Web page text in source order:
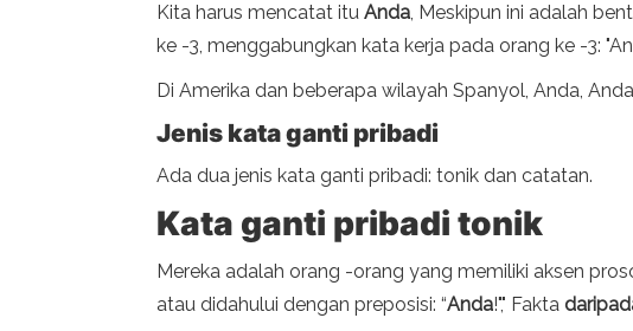
Kita harus mencatat itu Anda, Meskipun ini adalah
ke -3, menggabungkan kata kerja pada orang ke -3:
Di Amerika dan beberapa wilayah Spanyol, Anda,
Jenis kata ganti pribadi
Ada dua jenis kata ganti pribadi: tonik dan catatan.
Kata ganti pribadi tonik
Mereka adalah orang -orang yang memiliki aksen
atau didahului dengan preposisi: “Anda!"," Fakta